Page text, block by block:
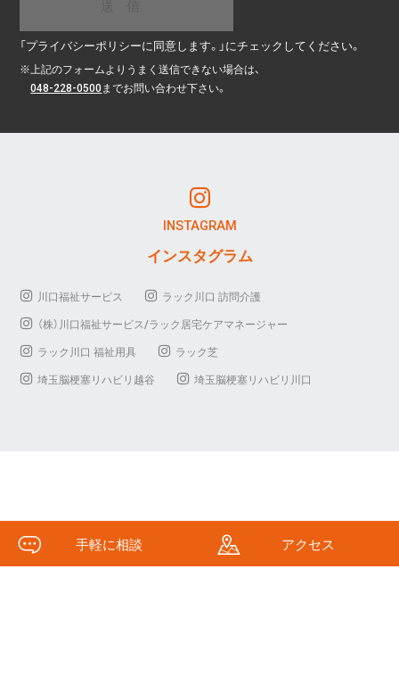
「プライバシーポリシーに同意します。」にチェックしてください。
※上記のフォームよりうまく送信できない場合は、
048-228-0500までお問い合わせ下さい。
INSTAGRAM
インスタグラム
川口福祉サービス
ラック川口 訪問介護
（株）川口福祉サービス/ラック居宅ケアマネージャー
ラック川口 福祉用具
ラック芝
埼玉脳梗塞リハビリ越谷
埼玉脳梗塞リハビリ川口
手軽に相談 アクセス